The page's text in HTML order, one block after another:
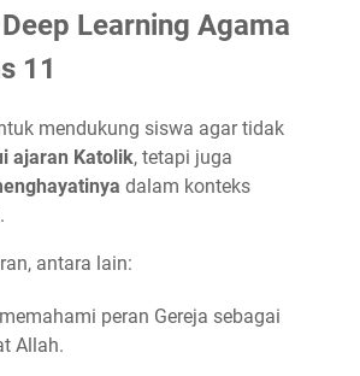
Learning Agama
11
mendukung siswa agar tidak
ajaran Katolik, tetapi juga
dalam konteks
antara lain:
peran Gereja sebagai
Allah.